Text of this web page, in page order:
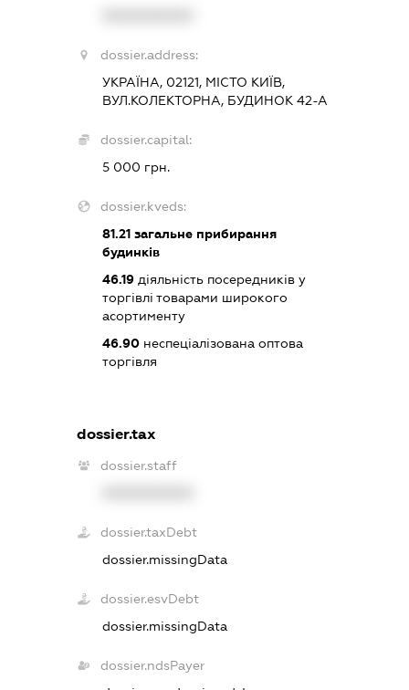
dossier.address:
УКРАЇНА, 02121, МІСТО КИЇВ,
ВУЛ.КОЛЕКТОРНА, БУДИНОК 42-А
dossier.capital:
5 000 грн.
dossier.kveds:
81.21загальне прибирання
будинків
46.19діяльність посередників у
торгівлі товарами широкого
асортименту
46.90неспеціалізована оптова
торгівля
dossier.tax
dossier.staff
dossier.taxDebt
dossier.missingData
dossier.esvDebt
dossier.missingData
dossier.ndsPayer